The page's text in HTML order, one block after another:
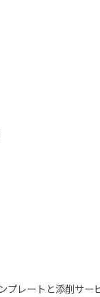
プレートと添削サー